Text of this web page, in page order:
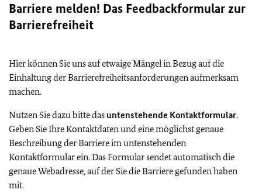
Barriere melden! Das Feedbackformular zur
Barrierefreiheit
Hier können Sie uns auf etwaige Mängel in Bezug auf die
Einhaltung der Barrierefreiheitsanforderungen aufmerksam
machen.
Nutzen Sie dazu bitte das untenstehende Kontaktformular.
Geben Sie Ihre Kontaktdaten und eine möglichst genaue
Beschreibung der Barriere im untenstehenden
Kontaktformular ein. Das Formular sendet automatisch die
genaue Webadresse, auf der Sie die Barriere gefunden haben
mit.